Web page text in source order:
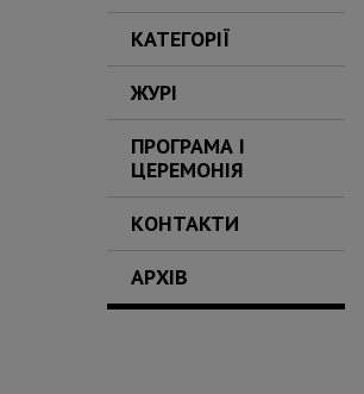
КАТЕГОРІЇ
ЖУРІ
ПРОГРАМА І
ЦЕРЕМОНІЯ
КОНТАКТИ
АРХІВ